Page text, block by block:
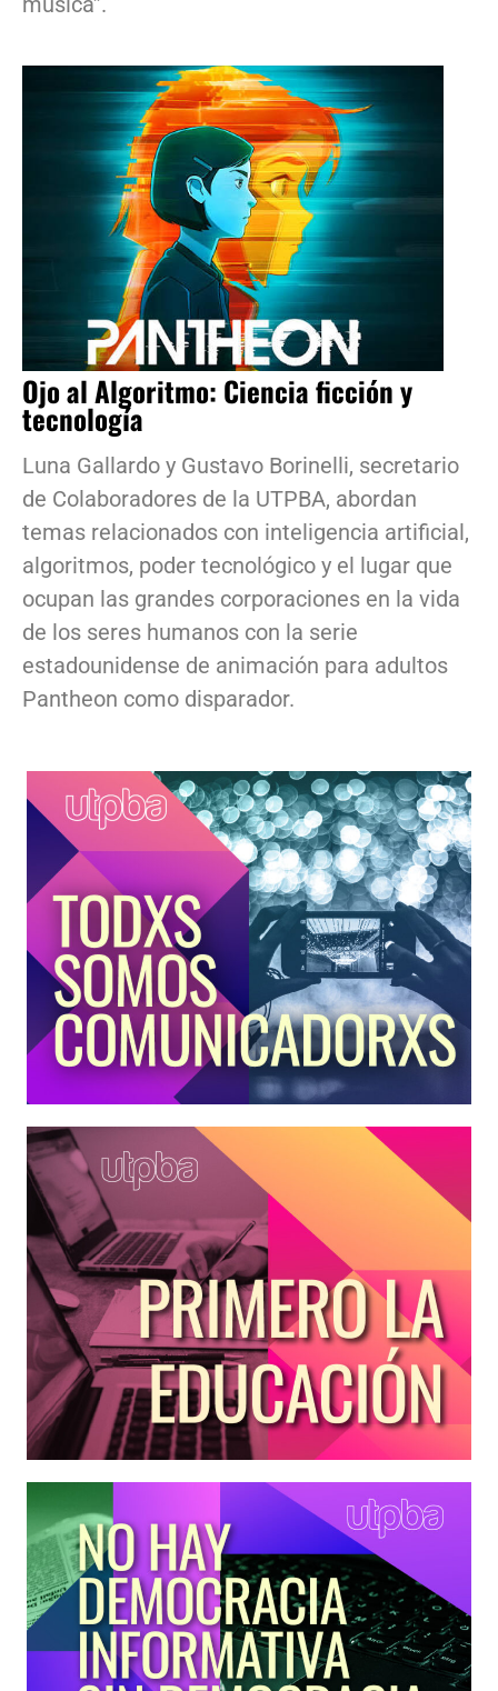
Ojo al Algoritmo: Ciencia ficción y
tecnología
Luna Gallardo y Gustavo Borinelli, secretario
de Colaboradores de la UTPBA, abordan
temas relacionados con inteligencia artificial,
algoritmos, poder tecnológico y el lugar que
ocupan las grandes corporaciones en la vida
de los seres humanos con la serie
estadounidense de animación para adultos
Pantheon como disparador.